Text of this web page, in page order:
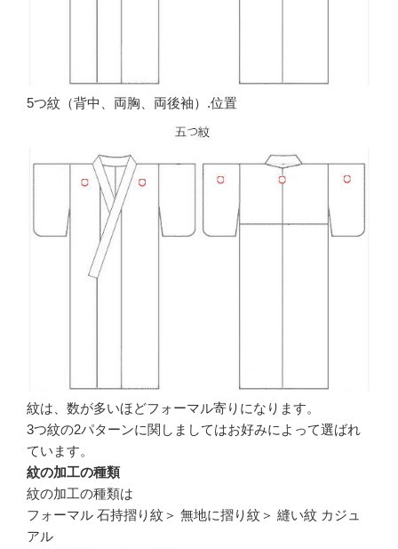
5つ紋（背中、両胸、両後袖）.位置
紋は、数が多いほどフォーマル寄りになります。
3つ紋の2パターンに関しましてはお好みによって選ばれ
ています。
紋の加工の種類
紋の加工の種類は
フォーマル 石持摺り紋＞ 無地に摺り紋＞ 縫い紋 カジュ
アル